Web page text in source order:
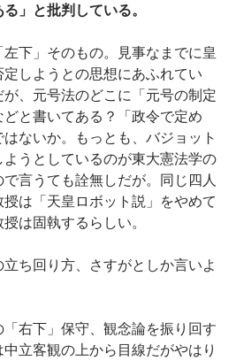
」と批判している。
下」そのもの。見事なまでに皇
しようとの思想にあふれてい
、元号法のどこに「元号の制定
と書いてある？「政令で定め
ないか。もっとも、バジョット
うとしているのが東大憲法学の
で言うても詮無しだが。同じ四人
は「天皇ロボット説」をやめて
は固執するらしい。
ち回り方、さすがとしか言いよ
右下」保守、観念論を振り回す
中立客観の上から目線だがやはり